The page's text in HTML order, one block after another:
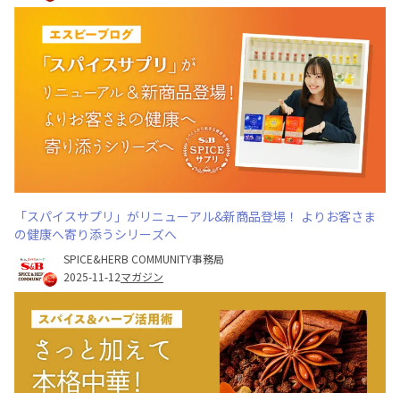
「スパイスサプリ」がリニューアル&新商品登場！ よりお客さま
の健康へ寄り添うシリーズへ
SPICE&HERB COMMUNITY事務局
2025-11-12マガジン